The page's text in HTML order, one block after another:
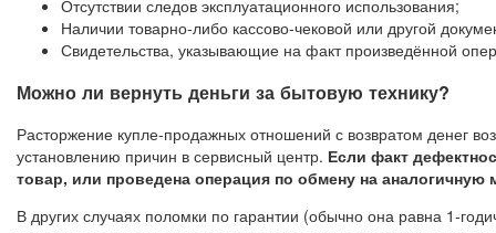
Отсутствии следов эксплуатационного использования;
Наличии товарно-либо кассово-чековой или другой
Свидетельства, указывающие на факт произведённой
Можно ли вернуть деньги за бытовую технику?
Расторжение купле-продажных отношений с возвратом денег
установлению причин в сервисный центр. Если факт
товар, или проведена операция по обмену на аналогичную
В других случаях поломки по гарантии (обычно она равна 1-